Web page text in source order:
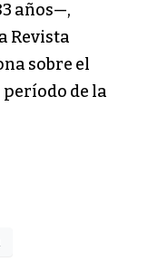
años—,
Revista
sobre el
de la